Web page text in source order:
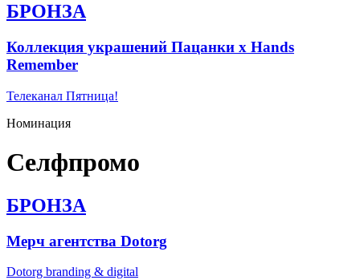
БРОНЗА
Коллекция украшений Пацанки х Hands
Remember
Телеканал Пятница!
Номинация
Селфпромо
БРОНЗА
Мерч агентства Dotorg
Dotorg branding & digital